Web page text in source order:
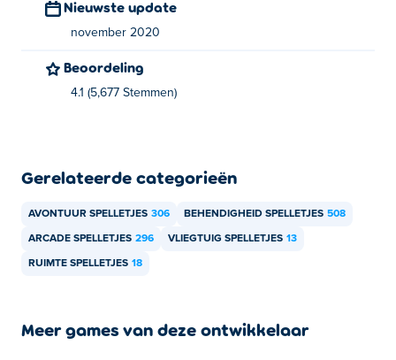
Nieuwste update
november 2020
Beoordeling
4.1 (5,677 Stemmen)
Gerelateerde categorieën
AVONTUUR SPELLETJES 306 BEHENDIGHEID SPELLETJES 508
ARCADE SPELLETJES 296 VLIEGTUIG SPELLETJES 13
RUIMTE SPELLETJES 18
Meer games van deze ontwikkelaar